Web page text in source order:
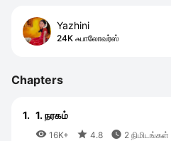
Yazhini
24K ஃபாலோவர்ஸ்
Chapters
1. 1. நரகம்
 16K+  4.8  2 நிமிடங்கள்